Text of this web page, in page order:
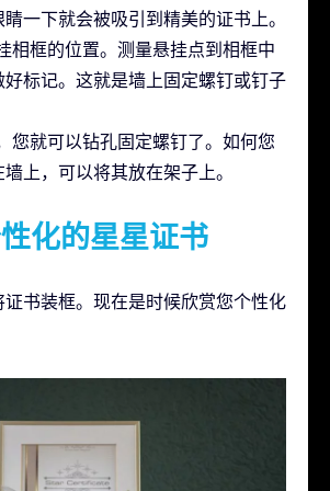
一下就会被吸引到精美的证书上。
相框的位置。测量悬挂点到相框中
好标记。这就是墙上固定螺钉或钉子
您就可以钻孔固定螺钉了。如何您
上，可以将其放在架子上。
化的星星证书
书装框。现在是时候欣赏您个性化